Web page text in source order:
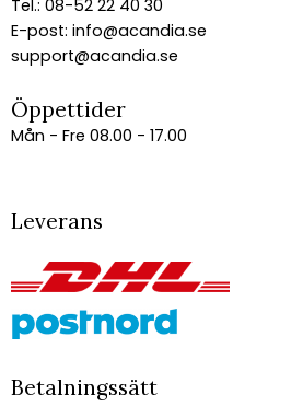
Tel.: 08-52 22 40 30
E-post: info@acandia.se
support@acandia.se
Öppettider
Mån - Fre 08.00 - 17.00
Leverans
Betalningssätt